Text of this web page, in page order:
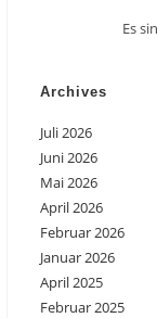
Es
Archives
Juli 2026
Juni 2026
Mai 2026
April 2026
Februar 2026
Januar 2026
April 2025
Februar 2025